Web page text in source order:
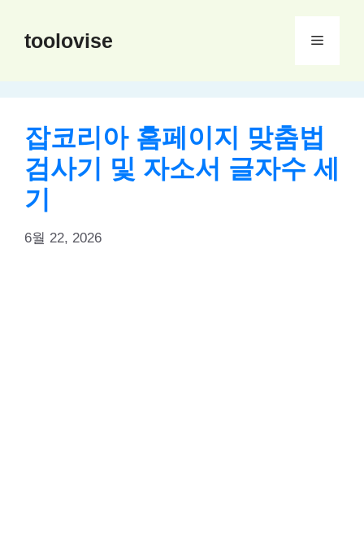
toolovise 메
잡코리아 홈페이지 맞춤법
검사기 및 자소서 글자수 세
기
6월 22, 2026